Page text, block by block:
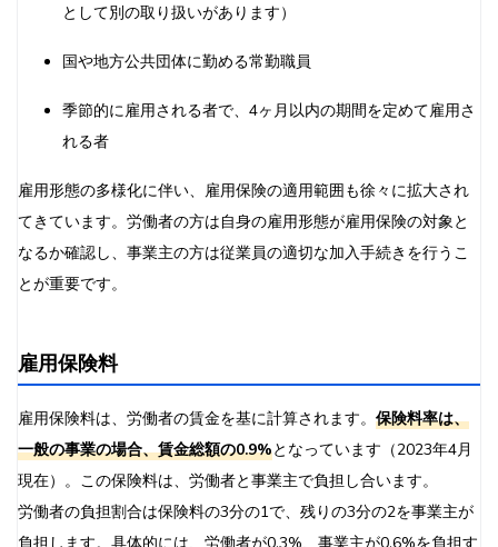
として別の取り扱いがあります）
国や地方公共団体に勤める常勤職員
季節的に雇用される者で、4ヶ月以内の期間を定めて雇用さ
れる者
雇用形態の多様化に伴い、雇用保険の適用範囲も徐々に拡大され
てきています。労働者の方は自身の雇用形態が雇用保険の対象と
なるか確認し、事業主の方は従業員の適切な加入手続きを行うこ
とが重要です。
雇用保険料
雇用保険料は、労働者の賃金を基に計算されます。 保険料率は、
一般の事業の場合、賃金総額の0.9%となっています（2023年4月
現在）。この保険料は、労働者と事業主で負担し合います。
労働者の負担割合は保険料の3分の1で、残りの3分の2を事業主が